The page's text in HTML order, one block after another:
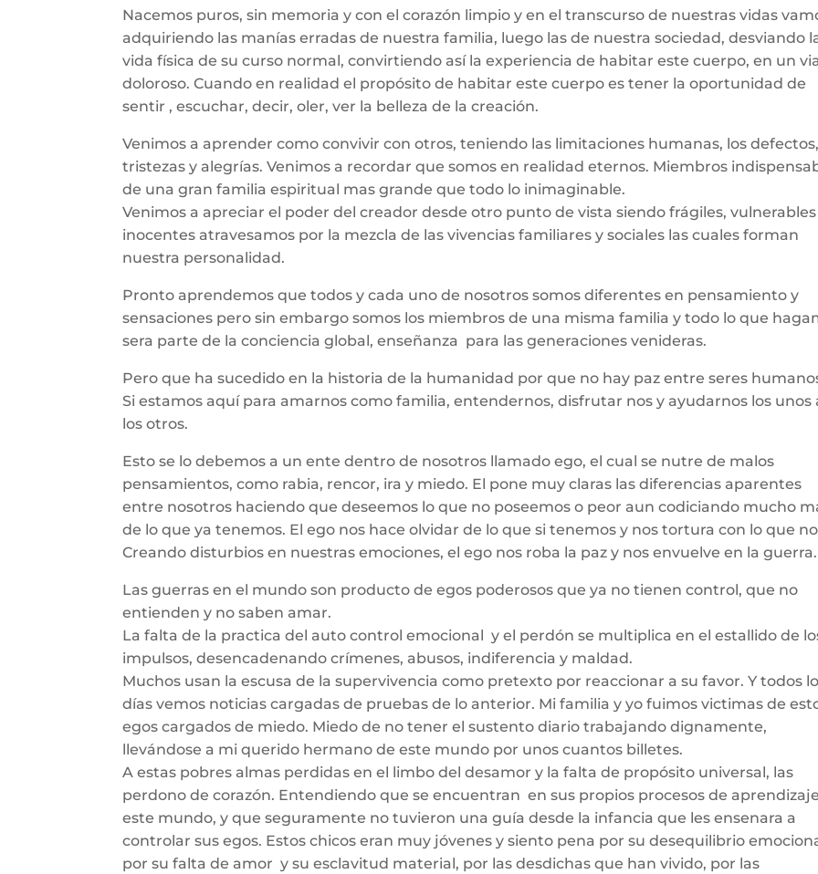
Nacemos puros, sin memoria y con el corazón limpio y en el transcurso de nuestras vidas
adquiriendo las manías erradas de nuestra familia, luego las de nuestra sociedad, desviando
vida física de su curso normal, convirtiendo así la experiencia de habitar este cuerpo, en un
doloroso. Cuando en realidad el propósito de habitar este cuerpo es tener la oportunidad de
sentir , escuchar, decir, oler, ver la belleza de la creación.
Venimos a aprender como convivir con otros, teniendo las limitaciones humanas, los
tristezas y alegrías. Venimos a recordar que somos en realidad eternos. Miembros
de una gran familia espiritual mas grande que todo lo inimaginable.
Venimos a apreciar el poder del creador desde otro punto de vista siendo frágiles, vulnerables
inocentes atravesamos por la mezcla de las vivencias familiares y sociales las cuales forman
nuestra personalidad.
Pronto aprendemos que todos y cada uno de nosotros somos diferentes en pensamiento y
sensaciones pero sin embargo somos los miembros de una misma familia y todo lo que
sera parte de la conciencia global, enseñanza para las generaciones venideras.
Pero que ha sucedido en la historia de la humanidad por que no hay paz entre seres
Si estamos aquí para amarnos como familia, entendernos, disfrutar nos y ayudarnos los unos
los otros.
Esto se lo debemos a un ente dentro de nosotros llamado ego, el cual se nutre de malos
pensamientos, como rabia, rencor, ira y miedo. El pone muy claras las diferencias aparentes
entre nosotros haciendo que deseemos lo que no poseemos o peor aun codiciando mucho
de lo que ya tenemos. El ego nos hace olvidar de lo que si tenemos y nos tortura con lo que
Creando disturbios en nuestras emociones, el ego nos roba la paz y nos envuelve en la guerra.
Las guerras en el mundo son producto de egos poderosos que ya no tienen control, que no
entienden y no saben amar.
La falta de la practica del auto control emocional y el perdón se multiplica en el estallido de
impulsos, desencadenando crímenes, abusos, indiferencia y maldad.
Muchos usan la escusa de la supervivencia como pretexto por reaccionar a su favor. Y todos
días vemos noticias cargadas de pruebas de lo anterior. Mi familia y yo fuimos victimas de
egos cargados de miedo. Miedo de no tener el sustento diario trabajando dignamente,
llevándose a mi querido hermano de este mundo por unos cuantos billetes.
A estas pobres almas perdidas en el limbo del desamor y la falta de propósito universal, las
perdono de corazón. Entendiendo que se encuentran en sus propios procesos de
este mundo, y que seguramente no tuvieron una guía desde la infancia que les ensenara a
controlar sus egos. Estos chicos eran muy jóvenes y siento pena por su desequilibrio
por su falta de amor y su esclavitud material, por las desdichas que han vivido, por las